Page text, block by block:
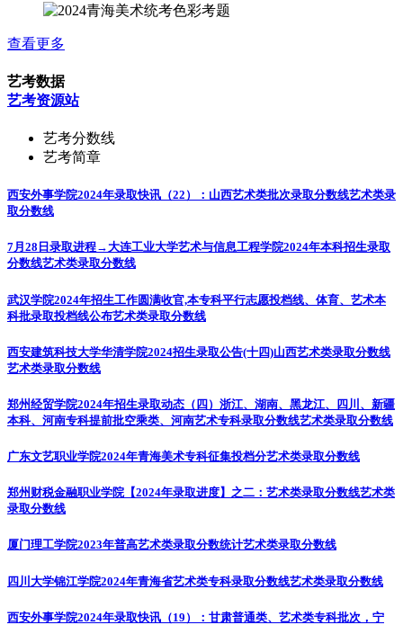
查看更多
艺考数据
艺考资源站
艺考分数线
艺考简章
西安外事学院2024年录取快讯（22）：山西艺术类批次录取分数线艺术类录
取分数线
7月28日录取进程→大连工业大学艺术与信息工程学院2024年本科招生录取
分数线艺术类录取分数线
武汉学院2024年招生工作圆满收官,本专科平行志愿投档线、体育、艺术本
科批录取投档线公布艺术类录取分数线
西安建筑科技大学华清学院2024招生录取公告(十四)山西艺术类录取分数线
艺术类录取分数线
郑州经贸学院2024年招生录取动态（四）浙江、湖南、黑龙江、四川、新疆
本科、河南专科提前批空乘类、河南艺术专科录取分数线艺术类录取分数线
广东文艺职业学院2024年青海美术专科征集投档分艺术类录取分数线
郑州财税金融职业学院【2024年录取进度】之二：艺术类录取分数线艺术类
录取分数线
厦门理工学院2023年普高艺术类录取分数统计艺术类录取分数线
四川大学锦江学院2024年青海省艺术类专科录取分数线艺术类录取分数线
西安外事学院2024年录取快讯（19）：甘肃普通类、艺术类专科批次，宁